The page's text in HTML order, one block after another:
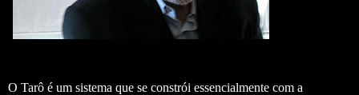
O Tarô é um sistema que se constrói essencialmente com a